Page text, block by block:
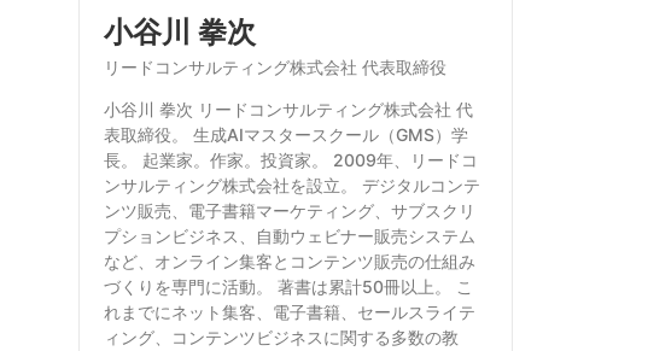
小谷川 拳次
リードコンサルティング株式会社 代表取締役
小谷川 拳次 リードコンサルティング株式会社 代
表取締役。 生成AIマスタースクール（GMS）学
長。 起業家。作家。投資家。 2009年、リードコ
ンサルティング株式会社を設立。 デジタルコンテ
ンツ販売、電子書籍マーケティング、サブスクリ
プションビジネス、自動ウェビナー販売システム
など、オンライン集客とコンテンツ販売の仕組み
づくりを専門に活動。 著書は累計50冊以上。 こ
れまでにネット集客、電子書籍、セールスライテ
ィング、コンテンツビジネスに関する多数の教